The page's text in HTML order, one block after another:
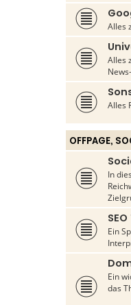
Alles
Alles
Alles
OFFPAGE,
In
Ein
Ein
das